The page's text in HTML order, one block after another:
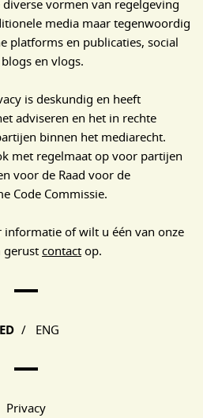
vormen van regelgeving
media maar tegenwoordig
platforms en publicaties, social
en vlogs.
is deskundig en heeft
adviseren en het in rechte
binnen het mediarecht.
met regelmaat op voor partijen
voor de Raad voor de
Code Commissie.
informatie of wilt u één van onze
gerust contact op.
/ ENG
Privacy